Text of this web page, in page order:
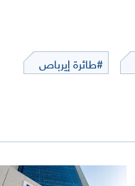
#طائرة إيرباص